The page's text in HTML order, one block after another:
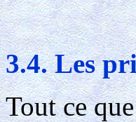
3.4. Les
Tout ce